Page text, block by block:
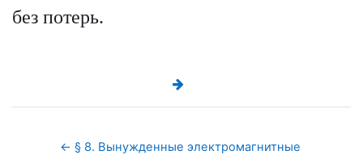
без потерь.
← § 8. Вынужденные электромагнитные